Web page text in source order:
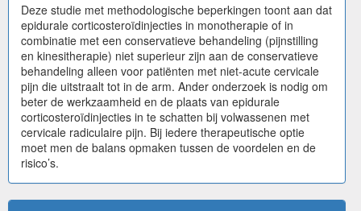
Deze studie met methodologische beperkingen toont aan dat
epidurale corticosteroïdinjecties in monotherapie of in
combinatie met een conservatieve behandeling (pijnstilling
en kinesitherapie) niet superieur zijn aan de conservatieve
behandeling alleen voor patiënten met niet-acute cervicale
pijn die uitstraalt tot in de arm. Ander onderzoek is nodig om
beter de werkzaamheid en de plaats van epidurale
corticosteroïdinjecties in te schatten bij volwassenen met
cervicale radiculaire pijn. Bij iedere therapeutische optie
moet men de balans opmaken tussen de voordelen en de
risico’s.